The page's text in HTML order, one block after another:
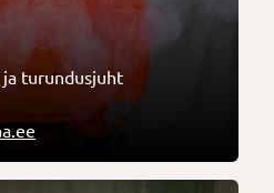
turundusjuht